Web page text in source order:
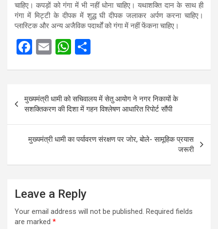
चाहिए। कपड़ों को गंगा में भी नहीं धोना चाहिए। यथाशक्ति दान के साथ ही
गंगा में मिट्टी के दीपक में शुद्ध घी दीपक जलाकर अर्पण करना चाहिए।
प्लास्टिक और अन्य अजैविक पदार्थों को गंगा में नहीं फेंकना चाहिए।
F
b
o
o
k
E
W
s
A
p
p
e
navigation
मुख्यमंत्री धामी को सचिवालय में सेतु आयोग ने नगर निकायों के
सशक्तिकरण की दिशा में गहन विश्लेषण आधारित रिपोर्ट सौंपी
मुख्यमंत्री धामी का पर्यावरण संरक्षण पर जोर, बोले- सामूहिक प्रयास
जरूरी
Leave a Reply
Your email address will not be published. Required fields
are marked *